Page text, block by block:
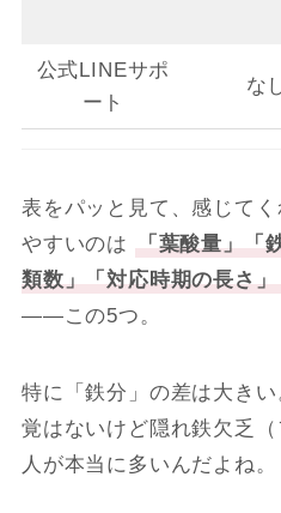
公式LINEサポ
ート
な
表をパッと見て、感じて
やすいのは 「葉酸量」「
類数」「対応時期の長さ
――この5つ。
特に「鉄分」の差は大き
覚はないけど隠れ鉄欠乏
人が本当に多いんだよね。